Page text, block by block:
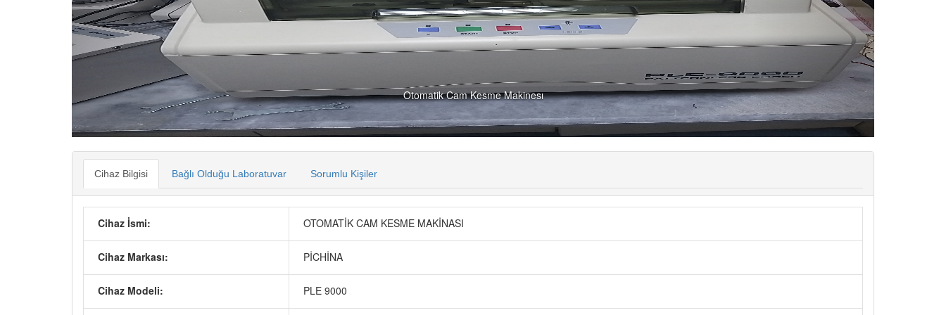
Otomatik Cam Kesme Makinesı
Cihaz Bilgisi Bağlı Olduğu Laboratuvar Sorumlu Kişiler
Cihaz İsmi: OTOMATİK CAM KESME MAKİNASI
Cihaz Markası: PİCHİNA
Cihaz Modeli: PLE 9000